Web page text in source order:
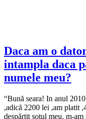
neinchis,
de
care
am
informat.
Ce
Daca am o
intampla daca
numele meu?
“Bună seara! In anul
,adică 2200 lei ,am platit
despărțit soțul meu, m-